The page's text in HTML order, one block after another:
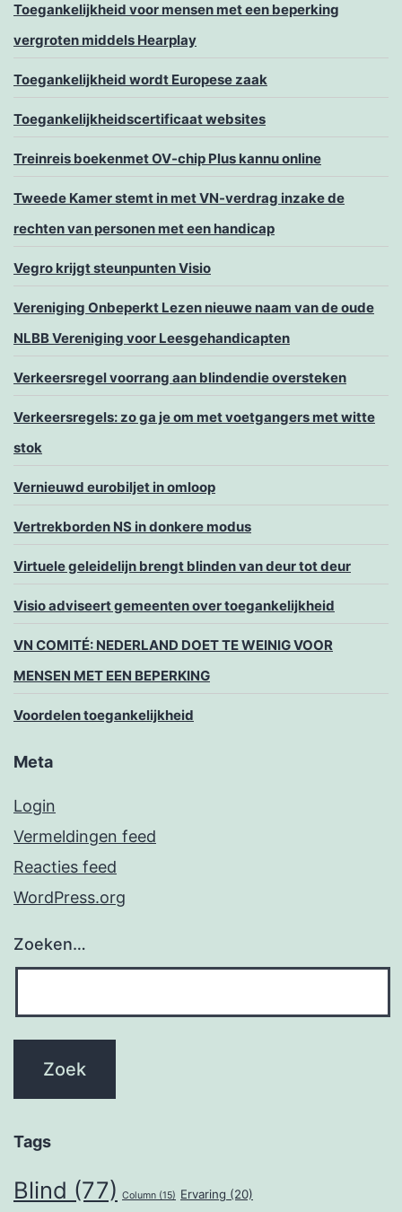
Toegankelijkheid voor mensen met een beperking
vergroten middels Hearplay
Toegankelijkheid wordt Europese zaak
Toegankelijkheidscertificaat websites
Treinreis boekenmet OV-chip Plus kannu online
Tweede Kamer stemt in met VN-verdrag inzake de
rechten van personen met een handicap
Vegro krijgt steunpunten Visio
Vereniging Onbeperkt Lezen nieuwe naam van de oude
NLBB Vereniging voor Leesgehandicapten
Verkeersregel voorrang aan blindendie oversteken
Verkeersregels: zo ga je om met voetgangers met witte
stok
Vernieuwd eurobiljet in omloop
Vertrekborden NS in donkere modus
Virtuele geleidelijn brengt blinden van deur tot deur
Visio adviseert gemeenten over toegankelijkheid
VN COMITÉ: NEDERLAND DOET TE WEINIG VOOR
MENSEN MET EEN BEPERKING
Voordelen toegankelijkheid
Meta
Login
Vermeldingen feed
Reacties feed
WordPress.org
Zoeken…
Tags
Blind (77) Column (15) Ervaring (20)